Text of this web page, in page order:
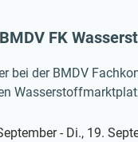
FK
bei der BMDV
- Di., 19.